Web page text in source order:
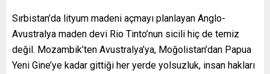
Sırbistan’da lityum madeni açmayı planlayan Anglo-
Avustralya maden devi Rio Tinto’nun sicili hiç de temiz
değil. Mozambik’ten Avustralya’ya, Moğolistan’dan Papua
Yeni Gine’ye kadar gittiği her yerde yolsuzluk, insan hakları